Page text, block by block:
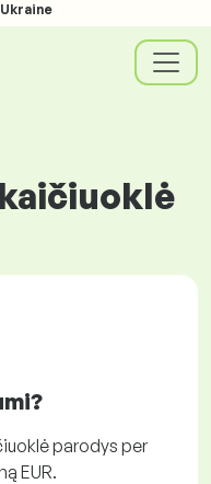
parodys per
EUR.